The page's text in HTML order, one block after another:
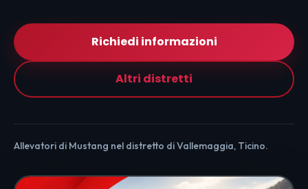
Richiedi informazioni
Altri distretti
Allevatori di Mustang nel distretto di Vallemaggia, Ticino.